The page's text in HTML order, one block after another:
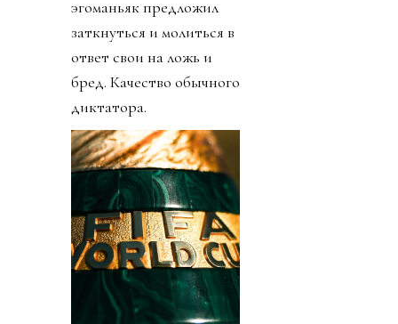
эгоманьяк предложил
заткнуться и молиться в
ответ свои на ложь и
бред. Качество обычного
диктатора.